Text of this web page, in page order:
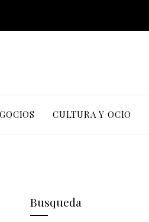
CULTURA Y OCIO
Busqueda